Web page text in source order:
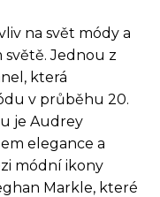
na svět módy a
Jednou z
která
v průběhu 20.
je Audrey
elegance a
módní ikony
Markle, které